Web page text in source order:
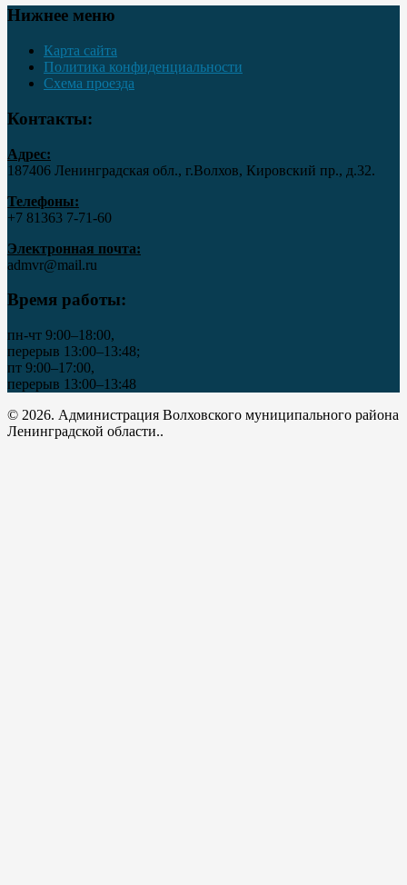
Нижнее меню
Карта сайта
Политика конфиденциальности
Схема проезда
Контакты:
Адрес:
187406 Ленинградская обл., г.Волхов, Кировский пр., д.32.
Телефоны:
+7 81363 7‑71-60
Электронная почта:
admvr@mail.ru
Время работы:
пн-чт 9:00–18:00,
перерыв 13:00–13:48;
пт 9:00–17:00,
перерыв 13:00–13:48
© 2026. Администрация Волховского муниципального района
Ленинградской области..